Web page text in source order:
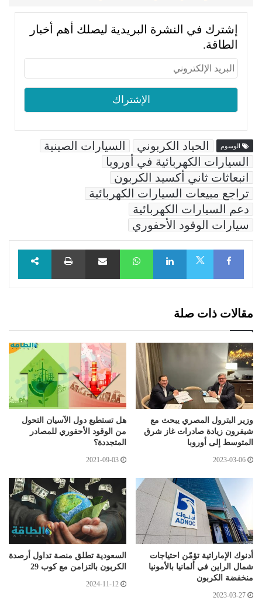
إشترك في النشرة البريدية ليصلك أهم أخبار
الطاقة.
الوسوم الحياد الكربوني
السيارات الصينية
السيارات الكهربائية في أوروبا
انبعاثات ثاني أكسيد الكربون
تراجع مبيعات السيارات الكهربائية
دعم السيارات الكهربائية
سيارات الوقود الأحفوري
Facebook
LinkedIn
WhatsAppمشاركة عبر البريد طباعة
مقالات ذات صلة
وزير البترول المصري يبحث مع
شيفرون زيادة صادرات غاز شرق
المتوسط إلى أوروبا
2023-03-06
هل تستطيع دول الآسيان التحول
من الوقود الأحفوري للمصادر
المتجددة؟
2021-09-03
أدنوك الإماراتية تؤمّن احتياجات
شمال الراين في ألمانيا بالأمونيا
منخفضة الكربون
2023-03-27
السعودية تطلق منصة تداول أرصدة
الكربون بالتزامن مع كوب 29
2024-11-12